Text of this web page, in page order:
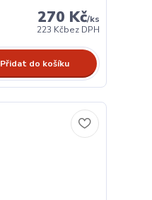
270 Kč/ks
223 Kčbez DPH
Přidat do košíku